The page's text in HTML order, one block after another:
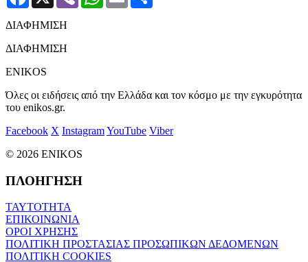
ΔΙΑΦΗΜΙΣΗ
ΔΙΑΦΗΜΙΣΗ
ENIKOS
Όλες οι ειδήσεις από την Ελλάδα και τον κόσμο με την εγκυρότητα
του enikos.gr.
Facebook X InstagramYouTube Viber
© 2026 ENIKOS
ΠΛΟΗΓΗΣΗ
ΤΑΥΤΟΤΗΤΑ
ΕΠΙΚΟΙΝΩΝΙΑ
ΟΡΟΙ ΧΡΗΣΗΣ
ΠΟΛΙΤΙΚΗ ΠΡΟΣΤΑΣΙΑΣ ΠΡΟΣΩΠΙΚΩΝ ΔΕΔΟΜΕΝΩΝ
ΠΟΛΙΤΙΚΗ COOKIES